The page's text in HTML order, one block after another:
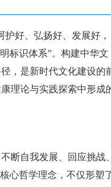
好、弘扬好、发展好，
标识体系”。构建中华文
，是新时代文化建设的
理论与实践探索中形成
断自我发展、回应挑战、
心哲学理念，不仅形塑